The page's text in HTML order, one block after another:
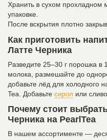
Хранить в сухом прохладном
упаковке.
После вскрытия плотно
Как приготовить
Латте Черника
Разведите 25–30 г порошка
молока, размешайте до
добавьте лёд для холодного
Tea. Добавьте сироп или
Почему стоит
Черника на PearlTea
В нашем ассортименте —